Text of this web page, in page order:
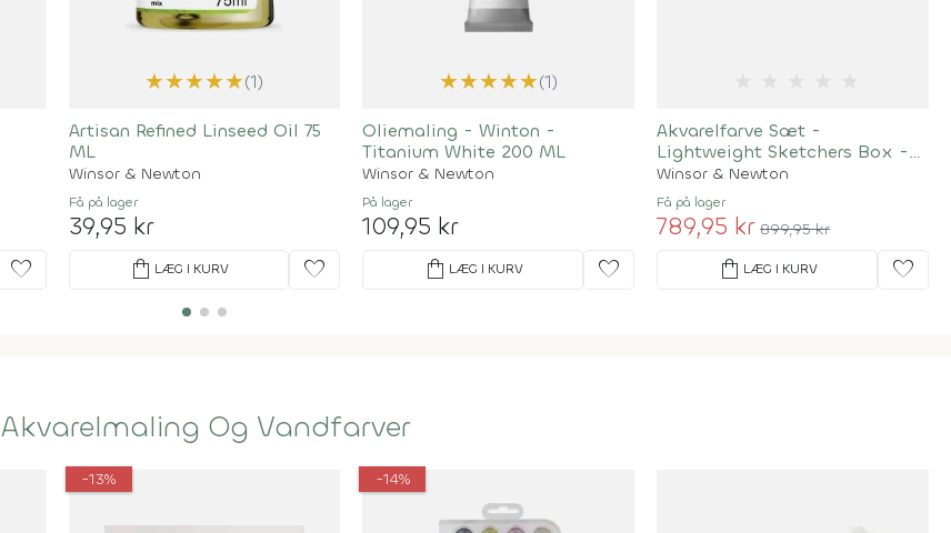
favorite
★★★★★(1)
Artisan Refined Linseed Oil 75
ML
Winsor & Newton
Få på lager
39,95 kr
shopping_bag LÆG I KURV favorite
★★★★★(1)
Oliemaling - Winton -
Titanium White 200 ML
Winsor & Newton
På lager
109,95 kr
shopping_bag LÆG I KURV favorite
Akvarelfarve Sæt -
Lightweight Sketchers Box -
24 Farver
Winsor & Newton
Få på lager
789,95 kr 899,95 kr
shopping_bag LÆG I KURV favorite
Akvarelmaling Og Vandfarver
-13% -14%